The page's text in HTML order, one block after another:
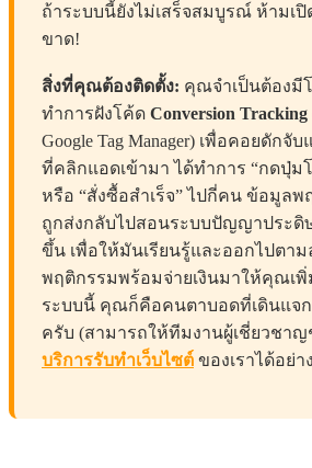
ถ้าระบบนี้ยังไม่เสร็จสมบูรณ์ ห้ามเ
ขาด!
สิ่งที่คุณต้องติดตั้ง: คุณจำเป็นต้องมี
ทำการฝังโค้ด Conversion Tracking
Google Tag Manager) เพื่อคอยดัก
ที่คลิกแอดเข้ามา ได้ทำการ “กดปุ่ม
หรือ “สั่งซื้อสำเร็จ” ไปกี่คน ข้อมูลพ
ถูกส่งกลับไปสอนระบบปัญญาประดิ
ขึ้น เพื่อให้มันเรียนรู้และออกไปตา
พฤติกรรมพร้อมจ่ายเงินมาให้คุณเ
ระบบนี้ คุณก็คือคนตาบอดที่เดินแจ
ครับ (สามารถให้ทีมงานผู้เชี่ยวชา
บริการรับทำเว็บไซต์ ของเราได้อย่